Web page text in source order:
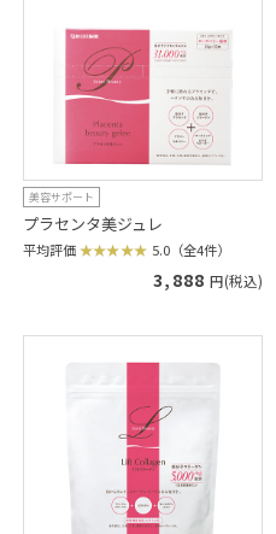
美容サポート
プラセンタ美ジュレ
平均評価 5.0（全4件）
3,888 円(税込)